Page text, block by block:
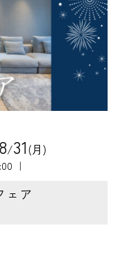
8/31(月)
｜
ェア